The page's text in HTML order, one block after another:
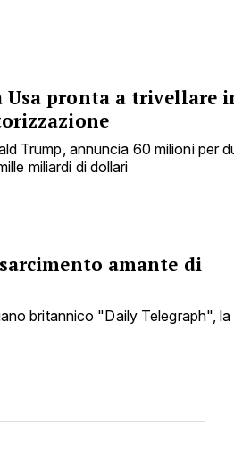
pronta a trivellare
Trump, annuncia 60 milioni per
miliardi di dollari
amante di
britannico "Daily Telegraph",